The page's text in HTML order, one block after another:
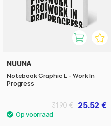
NUUNA
Notebook Graphic L - Work In
Progress
25.52 €
31.90 €